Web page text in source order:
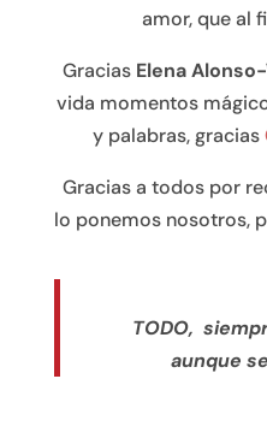
amor, que al
Gracias Elena
vida momentos
y palabras, gracias
Gracias a todos por
lo ponemos nosotros,
TODO,
aunque